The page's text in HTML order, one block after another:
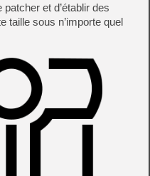
patcher et d’établir des
taille sous n’importe quel